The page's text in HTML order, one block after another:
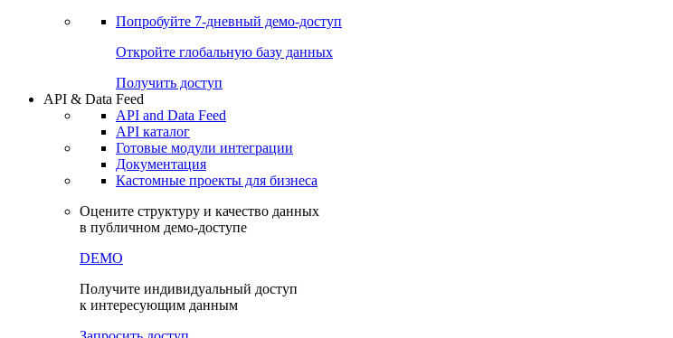
Попробуйте 7-дневный демо-доступ
Откройте глобальную базу данных
Получить доступ
API & Data Feed
API and Data Feed
API каталог
Готовые модули интеграции
Документация
Кастомные проекты для бизнеса
Оцените структуру и качество данных
в публичном демо-доступе
DEMO
Получите индивидуальный доступ
к интересующим данным